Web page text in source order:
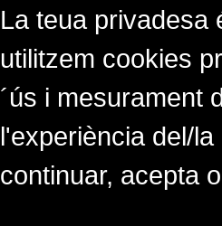
La teua privadesa
utilitzem cookies
´ús i mesurament
l'experiència del/
continuar, acepta